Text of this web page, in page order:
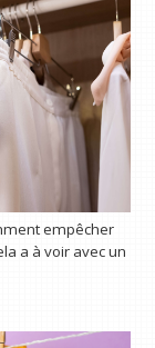
empêcher
a à voir avec un